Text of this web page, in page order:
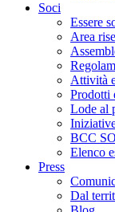
Soci
Essere
Area
Attività
Prodotti
Lode al
BCC
Elenco
Press
Dal